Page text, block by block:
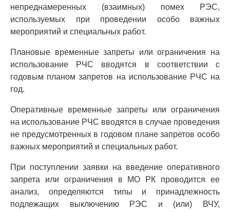
непреднамеренных (взаимных) помех РЭС,
используемых при проведении особо важных
мероприятий и специальных работ.
Плановые временные запреты или ограничения на
использование РЧС вводятся в соответствии с
годовым планом запретов на использование РЧС на
год.
Оперативные временные запреты или ограничения
на использование РЧС вводятся в случае проведения
не предусмотренных в годовом плане запретов особо
важных мероприятий и специальных работ.
При поступлении заявки на введение оперативного
запрета или ограничения в МО РК проводится ее
анализ, определяются типы и принадлежность
подлежащих выключению РЭС и (или) ВЧУ,